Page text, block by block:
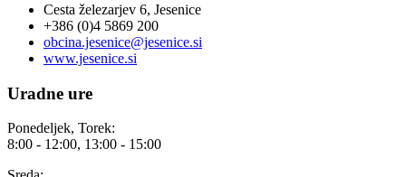
Cesta železarjev 6, Jesenice
+386 (0)4 5869 200
obcina.jesenice@jesenice.si
www.jesenice.si
Uradne ure
Ponedeljek, Torek:
8:00 - 12:00, 13:00 - 15:00